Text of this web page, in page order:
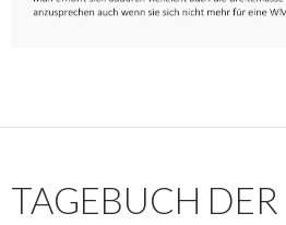
TAGEBUCH